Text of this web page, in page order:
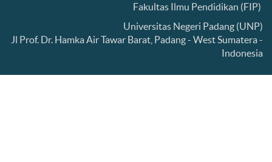
Fakultas Ilmu Pendidikan (FIP)
Universitas Negeri Padang (UNP)
Jl Prof. Dr. Hamka Air Tawar Barat, Padang - West Sumatera -
Indonesia